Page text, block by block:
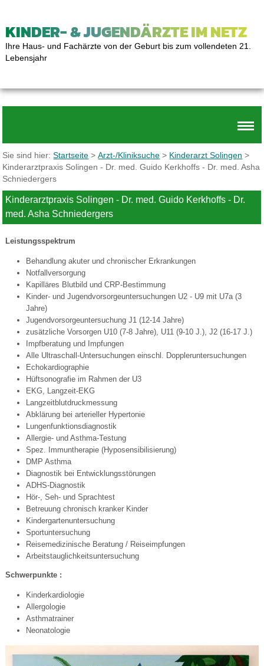
KINDER- & JUGENDÄRZTE IM NETZ
Ihre Haus- und Fachärzte von der Geburt bis zum vollendeten 21.
Lebensjahr
Sie sind hier:Startseite >Arzt-/Kliniksuche > Kinderarzt Solingen >
Kinderarztpraxis Solingen - Dr. med. Guido Kerkhoffs - Dr. med. Asha
Schniedergers
Kinderarztpraxis Solingen - Dr. med. Guido Kerkhoffs - Dr.
med. Asha Schniedergers
Leistungsspektrum
Behandlung akuter und chronischer Erkrankungen
Notfallversorgung
Kapilläres Blutbild und CRP-Bestimmung
Kinder- und Jugendvorsorgeuntersuchungen U2 - U9 mit U7a (3
Jahre)
Jugendvorsorgeuntersuchung J1 (12-14 Jahre)
zusätzliche Vorsorgen U10 (7-8 Jahre), U11 (9-10 J.), J2 (16-17 J.)
Impfberatung und Impfungen
Alle Ultraschall-Untersuchungen einschl. Doppleruntersuchungen
Echokardiographie
Hüftsonografie im Rahmen der U3
EKG, Langzeit-EKG
Langzeitblutdruckmessung
Abklärung bei arterieller Hypertonie
Lungenfunktionsdiagnostik
Allergie- und Asthma-Testung
Spez. Immuntherapie (Hyposensibilisierung)
DMP Asthma
Diagnostik bei Entwicklungsstörungen
ADHS-Diagnostik
Hör-, Seh- und Sprachtest
Betreuung chronisch kranker Kinder
Kindergartenuntersuchung
Sportuntersuchung
Reisemedizinische Beratung / Reiseimpfungen
Arbeitstauglichkeitsuntersuchung
Schwerpunkte :
Kinderkardiologie
Allergologie
Asthmatrainer
Neonatologie